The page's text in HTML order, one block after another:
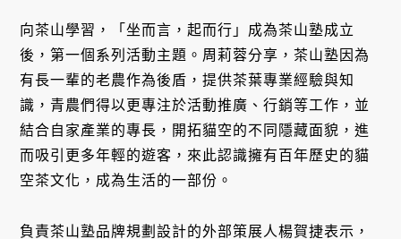
向茶山學習，「坐而言，起而行」成為茶山塾成立
後，第一個系列活動主題。周莉蓉分享，茶山塾因為
有長一輩的老農作為後盾，提供茶葉專業經驗與知
識，青農們得以更專注於活動推廣、行銷等工作，並
結合自家產業的專長，開拓貓空的不同隱藏面貌，進
而吸引更多年輕的遊客，來此認識擁有百年歷史的貓
空茶文化，成為生活的一部份。
負責茶山塾品牌規劃設計的外部策展人楊賀捷表示，